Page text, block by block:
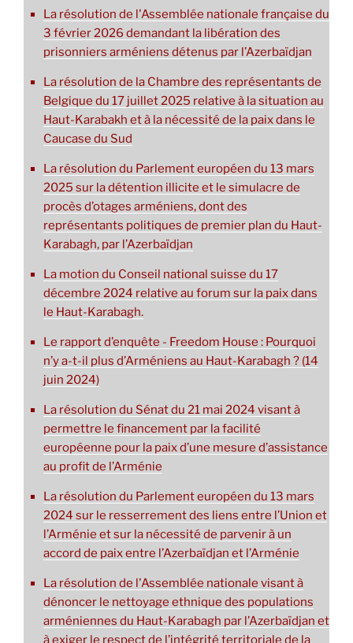
La résolution de l'Assemblée nationale française du
3 février 2026 demandant la libération des
prisonniers arméniens détenus par l’Azerbaïdjan
La résolution de la Chambre des représentants de
Belgique du 17 juillet 2025 relative à la situation au
Haut-Karabakh et à la nécessité de la paix dans le
Caucase du Sud
La résolution du Parlement européen du 13 mars
2025 sur la détention illicite et le simulacre de
procès d’otages arméniens, dont des
représentants politiques de premier plan du Haut-
Karabagh, par l’Azerbaïdjan
La motion du Conseil national suisse du 17
décembre 2024 relative au forum sur la paix dans
le Haut-Karabagh.
Le rapport d’enquête - Freedom House : Pourquoi
n’y a-t-il plus d’Arméniens au Haut-Karabagh ? (14
juin 2024)
La résolution du Sénat du 21 mai 2024 visant à
permettre le financement par la facilité
européenne pour la paix d’une mesure d’assistance
au profit de l’Arménie
La résolution du Parlement européen du 13 mars
2024 sur le resserrement des liens entre l’Union et
l’Arménie et sur la nécessité de parvenir à un
accord de paix entre l’Azerbaïdjan et l’Arménie
La résolution de l'Assemblée nationale visant à
dénoncer le nettoyage ethnique des populations
arméniennes du Haut-Karabagh par l’Azerbaïdjan et
à exiger le respect de l’intégrité territoriale de la